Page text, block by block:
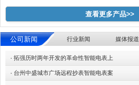
查看更多产品>>
公司新闻 行业新闻 媒体报道
· 拓强历时两年开发的革命性智能电表上
· 台州中盛城市广场远程抄表智能电表案